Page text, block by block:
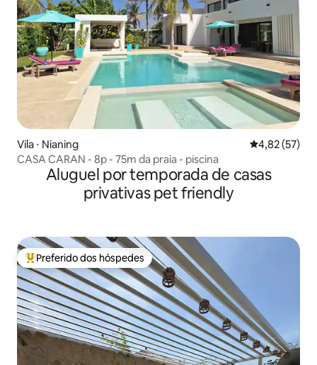
Vila ⋅ Nianing 4,82 de uma
4,82 (57)
CASA CARAN - 8p - 75m da praia - piscina
Aluguel por temporada de casas
privativas pet friendly
Entre os melhores preferidos dos hóspedes
Preferido dos hóspedes